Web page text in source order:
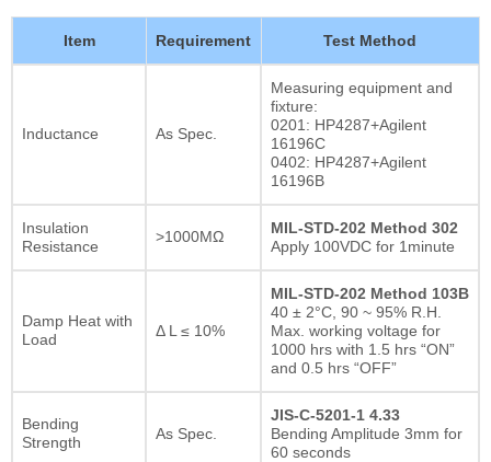
Item Requirement Test Method
Inductance As Spec.
Measuring equipment and
fixture:
0201: HP4287+Agilent
16196C
0402: HP4287+Agilent
16196B
Insulation
Resistance
>1000MΩ
MIL-STD-202 Method 302
Apply 100VDC for 1minute
Damp Heat with
Load
Δ L ≤ 10%
MIL-STD-202 Method 103B
40 ± 2°C, 90 ~ 95% R.H.
Max. working voltage for
1000 hrs with 1.5 hrs “ON”
and 0.5 hrs “OFF”
Bending
Strength
As Spec.
JIS-C-5201-1 4.33
Bending Amplitude 3mm for
60 seconds